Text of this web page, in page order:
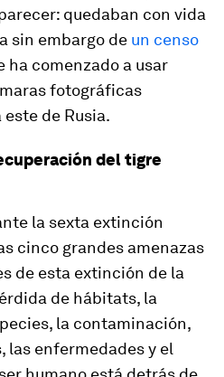
quedaban con vida
sin embargo de un censo
ha comenzado a usar
fotográficas
de Rusia.
del tigre
la sexta extinción
cinco grandes amenazas
de esta extinción de la
de hábitats, la
la contaminación,
las enfermedades y el